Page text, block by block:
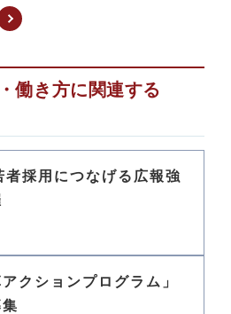
働き方に関連する
採用につなげる広報強
クションプログラム」